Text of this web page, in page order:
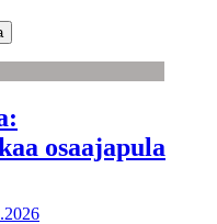
osaajapula